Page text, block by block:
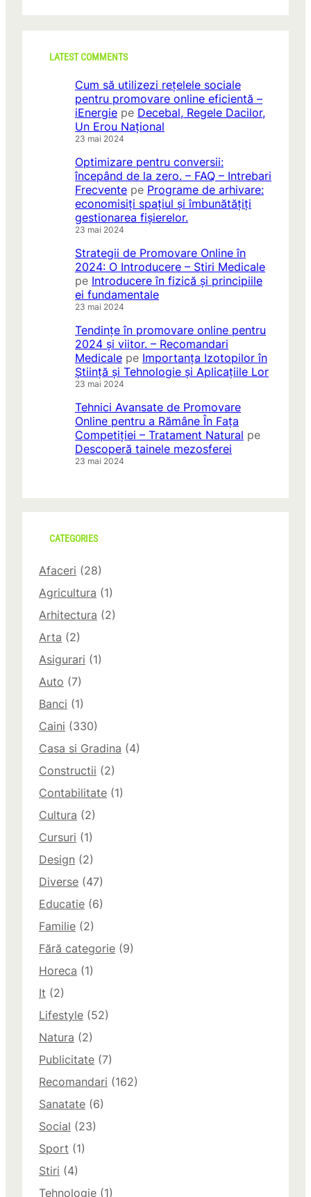
LATEST COMMENTS
Cum să utilizezi rețelele sociale
pentru promovare online eficientă –
iEnergie pe Decebal, Regele Dacilor,
Un Erou Național
23 mai 2024
Optimizare pentru conversii:
începând de la zero. – FAQ – Intrebari
Frecvente pe Programe de arhivare:
economisiți spațiul și îmbunătățiți
gestionarea fișierelor.
23 mai 2024
Strategii de Promovare Online în
2024: O Introducere – Stiri Medicale
pe Introducere în fizică și principiile
ei fundamentale
23 mai 2024
Tendințe în promovare online pentru
2024 și viitor. – Recomandari
Medicale pe Importanța Izotopilor în
Știință și Tehnologie și Aplicațiile Lor
23 mai 2024
Tehnici Avansate de Promovare
Online pentru a Rămâne În Fața
Competiției – Tratament Natural pe
Descoperă tainele mezosferei
23 mai 2024
CATEGORIES
Afaceri (28)
Agricultura (1)
Arhitectura (2)
Arta (2)
Asigurari (1)
Auto (7)
Banci (1)
Caini (330)
Casa si Gradina (4)
Constructii (2)
Contabilitate (1)
Cultura (2)
Cursuri (1)
Design (2)
Diverse (47)
Educatie (6)
Familie (2)
Fără categorie (9)
Horeca (1)
It (2)
Lifestyle (52)
Natura (2)
Publicitate (7)
Recomandari (162)
Sanatate (6)
Social (23)
Sport (1)
Stiri (4)
Tehnologie (1)